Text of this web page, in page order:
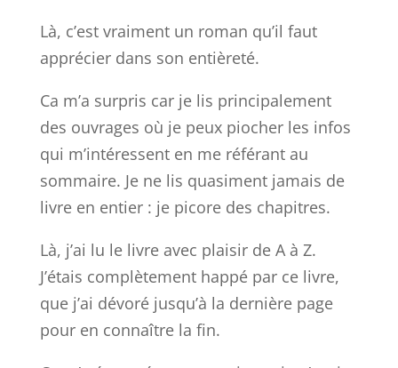
Là, c’est vraiment un roman qu’il faut
apprécier dans son entièreté.
Ca m’a surpris car je lis principalement
des ouvrages où je peux piocher les infos
qui m’intéressent en me référant au
sommaire. Je ne lis quasiment jamais de
livre en entier : je picore des chapitres.
Là, j’ai lu le livre avec plaisir de A à Z.
J’étais complètement happé par ce livre,
que j’ai dévoré jusqu’à la dernière page
pour en connaître la fin.